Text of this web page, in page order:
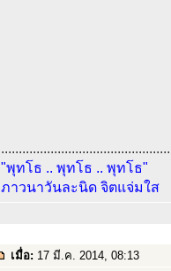
"พุทโธ .. พุทโธ .. พุทโธ"
ภาวนาวันละนิด จิตแจ่มใส
เมื่อ: 17 มี.ค. 2014, 08:13